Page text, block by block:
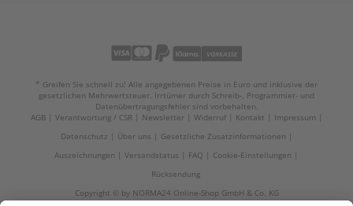
* Greifen Sie schnell zu! Alle angegebenen Preise in Euro und inklusive der
gesetzlichen Mehrwertsteuer. Irrtümer durch Schreib-, Programmier- und
Datenübertragungsfehler sind vorbehalten.
AGB
Verantwortung / CSR Newsletter Widerruf Kontakt
Impressum
Datenschutz
Über uns
Gesetzliche Zusatzinformationen
Auszeichnungen
Versandstatus FAQ
Cookie-Einstellungen
Rücksendung
Copyright © by NORMA24 Online-Shop GmbH & Co. KG